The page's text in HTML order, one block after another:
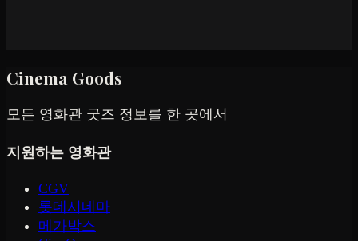
Cinema Goods
모든 영화관 굿즈 정보를 한 곳에서
지원하는 영화관
CGV
롯데시네마
메가박스